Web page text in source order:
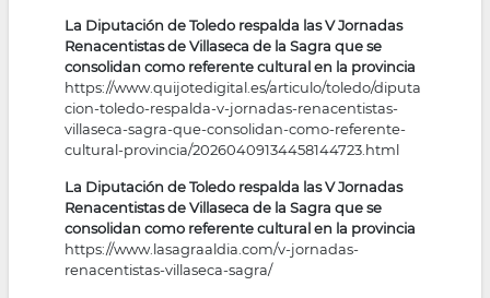
La Diputación de Toledo respalda las V Jornadas
Renacentistas de Villaseca de la Sagra que se
consolidan como referente cultural en la provincia
https://www.quijotedigital.es/articulo/toledo/diputa
cion-toledo-respalda-v-jornadas-renacentistas-
villaseca-sagra-que-consolidan-como-referente-
cultural-provincia/20260409134458144723.html
La Diputación de Toledo respalda las V Jornadas
Renacentistas de Villaseca de la Sagra que se
consolidan como referente cultural en la provincia
https://www.lasagraaldia.com/v-jornadas-
renacentistas-villaseca-sagra/